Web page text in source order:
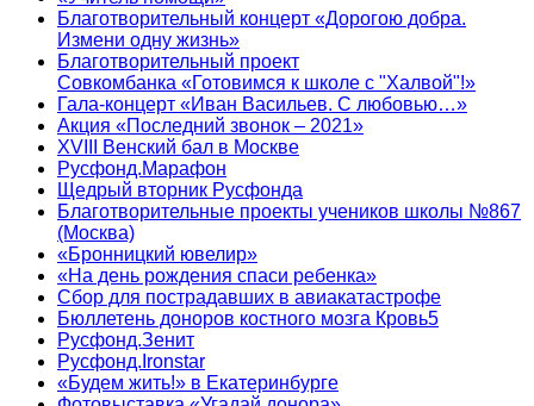
Благотворительный концерт «Дорогою добра.
Измени одну жизнь»
Благотворительный проект
Совкомбанка «Готовимся к школе с "Халвой"!»
Гала-концерт «Иван Васильев. С любовью…»
Акция «Последний звонок – 2021»
XVIII Венский бал в Москве
Русфонд.Марафон
Щедрый вторник Русфонда
Благотворительные проекты учеников школы №867
(Москва)
«Бронницкий ювелир»
«На день рождения спаси ребенка»
Сбор для пострадавших в авиакатастрофе
Бюллетень доноров костного мозга Кровь5
Русфонд.Зенит
Русфонд.Ironstar
«Будем жить!» в Екатеринбурге